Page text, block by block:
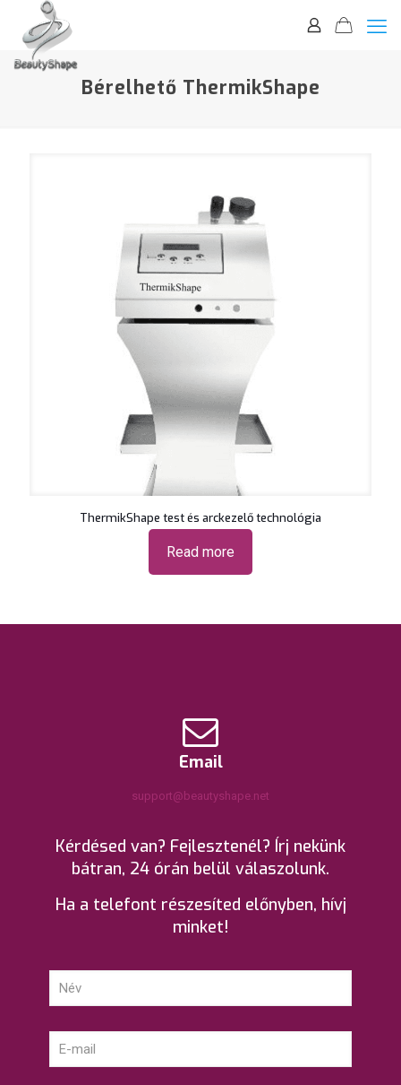
Bérelhető ThermikShape
ThermikShape test és arckezelő technológia
Read more
Email
support@beautyshape.net
Kérdésed van? Fejlesztenél? Írj nekünk
bátran, 24 órán belül válaszolunk.
Ha a telefont részesíted előnyben, hívj
minket!